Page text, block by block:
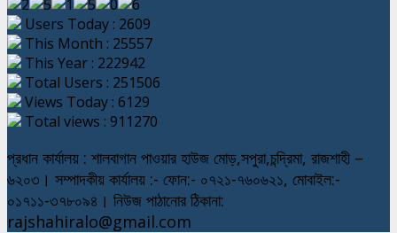
Users Today : 2609
This Month : 25557
This Year : 222942
Total Users : 251506
Views Today : 6129
Total views : 911270
প্রধান কার্যালয় : শালবাগান পাওয়ার হাউজ মোড়,সপুরা,চন্দ্রিমা, রাজশাহী –
৬২০৩। সম্পাদকীয় কার্যালয় :- ফোন:- ০৭২১-৭৬০৬২১, মোবাইল:-
০১৭১১-৩৭৮০৯৪। নিউজ পাঠানোর ঠিকানা:
rajshahiralo@gmail.com